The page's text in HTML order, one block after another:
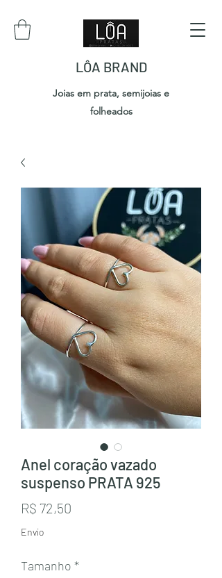
LÔA BRAND
Joias em prata, semijoias e
folheados
Anel coração vazado
suspenso PRATA 925
R$ 72,50
Envio
Tamanho *